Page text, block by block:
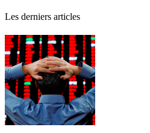
Les derniers articles